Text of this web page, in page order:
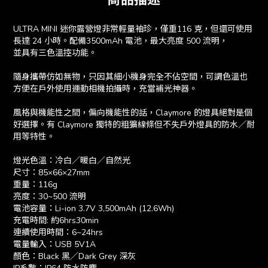
ULTRA MINI 迷你露營燈非常輕量袖珍，僅重116 克，但還可使用
長達 24 小時。配備3500mAh 電池，最大亮度 500 流明，
並具有三色溫控功能。
隨身攜帶仿如無物，只因其細小機身完全不佔空間，可調色溫也
方便在戶外使用運動相機拍攝時，充當補光神器。
風格與機能性之間，偏向機能性的話，Claymore 的燈具絕對是個
好選擇。有 Claymore 獨特的粗獷線條但不失戶外燈具的防水／耐
用等特性。
燈光色溫：冷白／暖白／自然光
尺寸：85×66×27mm
重量：116g
亮度：30~500 流明
電池容量：Li-ion 3.7V 3,500mAh (12.6Wh)
充電時間: 約6hrs30min
連續使用時間：6~24hrs
電量輸入：USB 5V1A
顏色：Black 黑／Dark Grey 深灰